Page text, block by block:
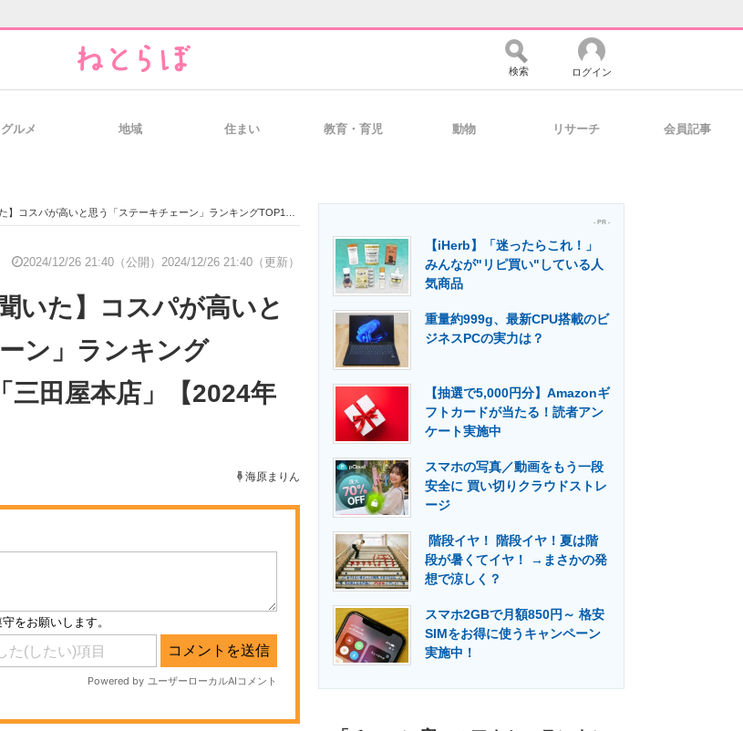
経営リーダーのコミュニティ マーケ×ITの今がよく分かる
製造業のIT導入・活用を支援
エネルギーの専門メディア 建設×テクノロジーの最前線
検索 ログイン
グルメ 地域 住まい 教育・育児 動物 リサーチ 会員記事
いと思う「ステーキチェーン」ランキングTOP15！ 第1位は「三田屋本店」【2024年最新調査結果】
2024/12/26 21:40（公開） 2024/12/26 21:40（更新）
いた】コスパが高いと
ン」ランキング
田屋本店」【2024年
海原まりん
- PR -
【iHerb】「迷ったらこれ！」
みんなが"リピ買い"している人
気商品
重量約999g、最新CPU搭載のビ
ジネスPCの実力は？
【抽選で5,000円分】Amazonギ
フトカードが当たる！読者アン
ケート実施中
スマホの写真／動画をもう一段
安全に 買い切りクラウドストレ
ージ
階段イヤ！ 階段イヤ！夏は階
段が暑くてイヤ！ →まさかの発
想で涼しく？
スマホ2GBで月額850円～ 格安
SIMをお得に使うキャンペーン
実施中！